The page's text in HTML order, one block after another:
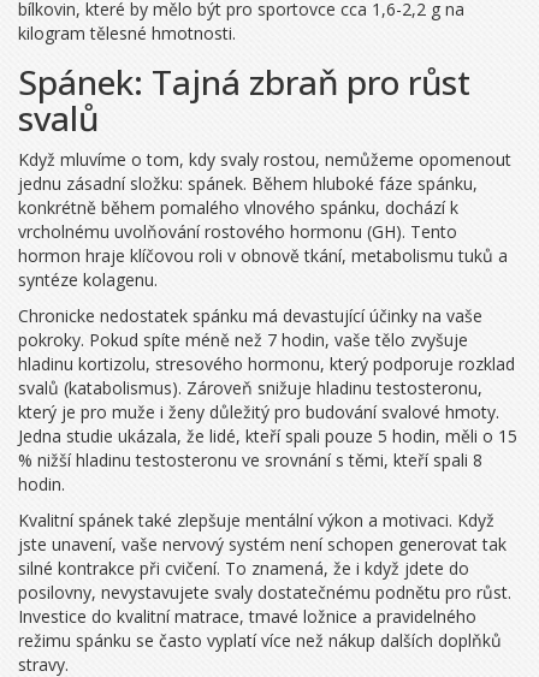
bílkovin, které by mělo být pro sportovce cca 1,6-2,2 g na
kilogram tělesné hmotnosti.
Spánek: Tajná zbraň pro růst
svalů
Když mluvíme o tom, kdy svaly rostou, nemůžeme opomenout
jednu zásadní složku: spánek. Během hluboké fáze spánku,
konkrétně během pomalého vlnového spánku, dochází k
vrcholnému uvolňovánírostového hormonu (GH). Tento
hormon hraje klíčovou roli v obnově tkání, metabolismu tuků a
syntéze kolagenu.
Chronicke nedostatek spánku má devastující účinky na vaše
pokroky. Pokud spíte méně než 7 hodin, vaše tělo zvyšuje
hladinu kortizolu, stresového hormonu, který podporuje rozklad
svalů (katabolismus). Zároveň snižuje hladinu testosteronu,
který je pro muže i ženy důležitý pro budování svalové hmoty.
Jedna studie ukázala, že lidé, kteří spali pouze 5 hodin, měli o 15
% nižší hladinu testosteronu ve srovnání s těmi, kteří spali 8
hodin.
Kvalitní spánek také zlepšuje mentální výkon a motivaci. Když
jste unavení, vaše nervový systém není schopen generovat tak
silné kontrakce při cvičení. To znamená, že i když jdete do
posilovny, nevystavujete svaly dostatečnému podnětu pro růst.
Investice do kvalitní matrace, tmavé ložnice a pravidelného
režimu spánku se často vyplatí více než nákup dalších doplňků
stravy.